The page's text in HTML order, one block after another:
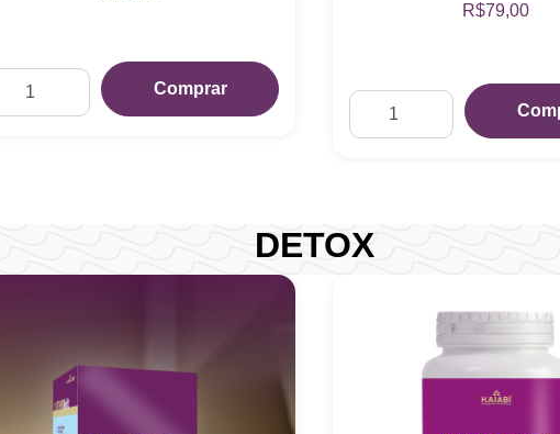
R$327,00
DETOX